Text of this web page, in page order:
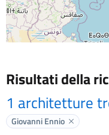
Risultati della
1 architetture
Giovanni EnnioElimina